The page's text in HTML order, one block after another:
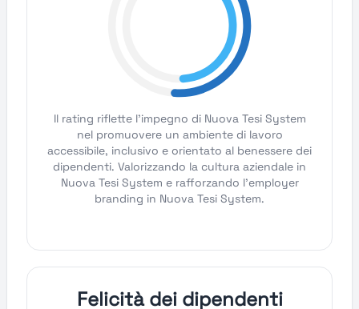
Il rating riflette l'impegno di Nuova Tesi System
nel promuovere un ambiente di lavoro
accessibile, inclusivo e orientato al benessere dei
dipendenti. Valorizzando la cultura aziendale in
Nuova Tesi System e rafforzando l'employer
branding in Nuova Tesi System.
Felicità dei dipendenti